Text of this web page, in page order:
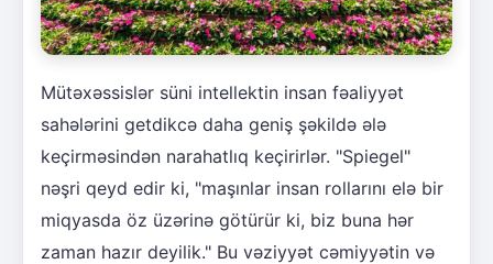
Mütəxəssislər süni intellektin insan fəaliyyət
sahələrini getdikcə daha geniş şəkildə ələ
keçirməsindən narahatlıq keçirirlər. "Spiegel"
nəşri qeyd edir ki, "maşınlar insan rollarını elə bir
miqyasda öz üzərinə götürür ki, biz buna hər
zaman hazır deyilik." Bu vəziyyət cəmiyyətin və